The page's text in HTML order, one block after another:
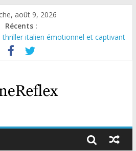
août 9, 2026
Récents :
thriller italien émotionnel et captivant
: nouvelle série suédoise sur Netflix
d’un film érotique devenu
musicale avec Takeru Satō
série qui séduira les fans de